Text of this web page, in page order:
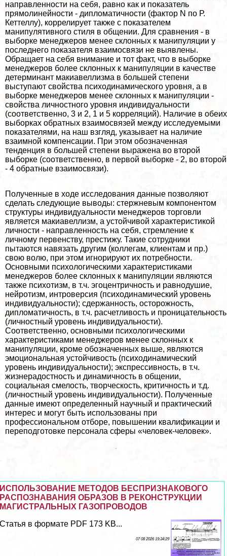
направленности на себя, равно как и показатель
прямолинейности - дипломатичности (фактор N по Р.
Кеттеллу), коррелирует также с показателем
манипулятивного стиля в общении. Для сравнения - в
выборке менеджеров менее склонных к манипуляции у
последнего показателя взаимосвязи не выявлены.
Обращает на себя внимание и тот факт, что в выборке
менеджеров более склонных к манипуляции в качестве
детерминант макиавеллизма в большей степени
выступают свойства психодинамического уровня, а в
выборке менеджеров менее склонных к манипуляции -
свойства личностного уровня индивидуальности
(соответственно, 3 и 2, 1 и 5 корреляций). Наличие в обеих
выборках обратных взаимосвязей между исследуемыми
показателями, на наш взгляд, указывает на наличие
взаимной компенсации. При этом обозначенная
тенденция в большей степени выражена во второй
выборке (соответственно, в первой выборке - 2, во второй
- 4 обратные взаимосвязи).
Полученные в ходе исследования данные позволяют
сделать следующие выводы: стержневым компонентом
структуры индивидуальности менеджеров торговли
является макиавеллизм, а устойчивой хаpaктеристикой
личности - направленность на себя, стремление к
личному первенству, престижу. Такие сотрудники
пытаются навязать другим (коллегам, клиентам и пр.)
свою волю, при этом игнорируют их потребности.
Основными психологическими хаpaктеристиками
менеджеров более склонных к манипуляции являются
также психотизм, в т.ч. эгоцентричность и равнодушие,
нейротизм, интроверсия (психодинамический уровень
индивидуальности); сдержанность, осторожность,
дипломатичность, в т.ч. расчетливость и проницательность
(личностный уровень индивидуальности).
Соответственно, основными психологическими
хаpaктеристиками менеджеров менее склонных к
манипуляции, кроме обозначенных выше, являются
эмоциональная устойчивость (психодинамический
уровень индивидуальности); экспрессивность, в т.ч.
жизнерадостность и динамичность в общении,
социальная смелость, творческость, критичность и т.д.
(личностный уровень индивидуальности). Полученные
данные имеют определенный научный и пpaктический
интерес и могут быть использованы при
профессиональном отборе, повышении квалификации и
переподготовке персонала сферы «человек-человек».
ИСПОЛЬЗОВАНИЕ МЕТОДОВ БЕСПРИЗНАКОВОГО
РАСПОЗНАВАНИЯ ОБРАЗОВ В РЕКОНСТРУКЦИИ
МАГИСТРАЛЬНЫХ ГАЗОПРОВОДОВ
Статья в формате PDF 173 KB...
07 08 2026 19:34:29